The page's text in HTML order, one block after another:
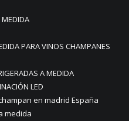
MEDIDA
PARA VINOS CHAMPANES
A MEDIDA
LED
en madrid España
medida